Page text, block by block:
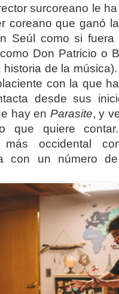
surcoreano le
coreano que ganó
Seúl como si
Don Patricio o
de la
con la que
desde sus
hay en Parasite, y
quiere contar.
más occidental
con un número de